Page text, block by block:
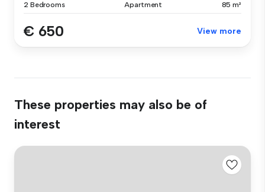
2 Bedrooms Apartment 85 m²
€ 650 View more
These properties may also be of
interest